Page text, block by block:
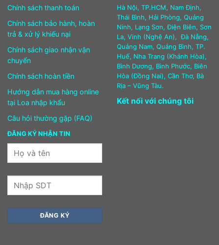
Chính sách thanh toán
Chính sách bảo hành, hoàn
trả & xử lý khiếu nại
Chính sách giao nhận vận
chuyển
Chính sách hoàn tiền
Hướng dẫn mua hàng online
tại Loa nhập khẩu
Câu hỏi thường gặp (FAQ)
ĐĂNG KÝ NHẬN TIN
Hà Nội, TP.HCM, Nam Định,
Thái Bình, Hải Phòng, Quảng
Ninh, Lạng Sơn, Điện Biên, Sơn
La, Vinh (Nghệ An), Đà Nẵng,
Quảng Nam, Quảng Bình, TP.
Huế, Nha Trang (Khánh Hòa),
Bình Dương, Bình Phước, Biên
Hòa (Đồng Nai), Cần Thơ, Bà
Rịa – Vũng Tàu.
Kết nối với chúng tôi